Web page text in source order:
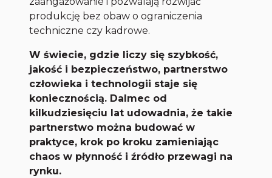
produkcję bez obaw o ograniczenia
techniczne czy kadrowe.
W świecie, gdzie liczy się szybkość,
jakość i bezpieczeństwo, partnerstwo
człowieka i technologii staje się
koniecznością. Dalmec od
kilkudziesięciu lat udowadnia, że takie
partnerstwo można budować w
praktyce, krok po kroku zamieniając
chaos w płynność i źródło przewagi na
rynku.